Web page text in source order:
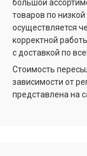
большой
товаров по
осуществляется
корректной
с доставкой по
Стоимость
зависимости от
представлена на